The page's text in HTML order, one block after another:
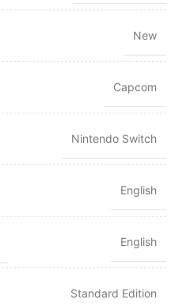
New
Capcom
Nintendo Switch
English
English
Standard Edition